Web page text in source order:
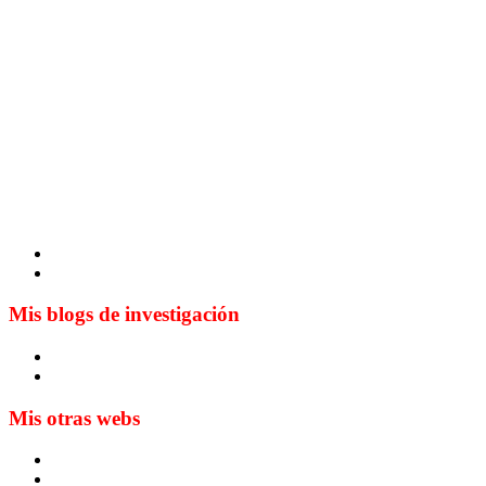
Mis blogs de investigación
Mis otras webs